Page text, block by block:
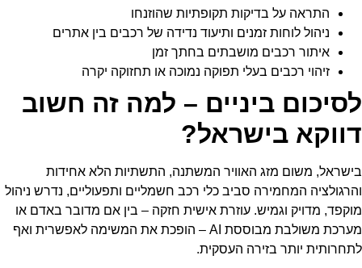
התראה על בדיקות תקופתיות שהוזנחו
ניהול לוחות זמנים ותיעוד נדידה של רכבים בין אתרים
איתור רכבים מושבתים בחתך זמן
זיהוי רכבים בעלי תפוקה נמוכה או תחזוקה יקרה
לסיכום ביניים – למה זה חשוב
דווקא בישראל?
בישראל, משום מזג האוויר המשתנה, התשתיות הלא אחידות
והרגולציה המחמירה סביב כלי רכב חשמליים ותפעוליים, נדרש ניהול
מוקפד, מדויק וגמיש. עוזרת אישית חזקה – בין אם מדובר באדם או
מערכת משולבת מבוססת AI – הופכת את המשימה לאפשרית ואף
לתחרותית יותר בזירה העסקית.